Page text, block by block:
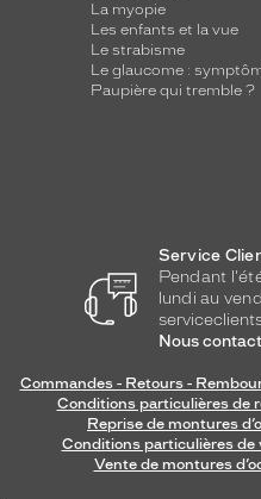
La myopie
Les enfants et la vue
Le strabisme
Le glaucome :
Paupière qui tremble ?
Service
Pendant
lundi au
Nous
Commandes - Retours -
Conditions particulières de
Reprise de montures
Conditions particulières de
Vente de montures